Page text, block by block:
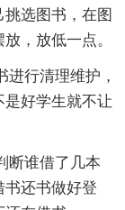
选图书，在图
，放低一点。
行清理维护，
好学生就不让
断谁借了几本
还书做好登